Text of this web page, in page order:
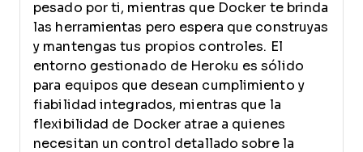
pesado por ti, mientras que Docker te brinda
las herramientas pero espera que construyas
y mantengas tus propios controles. El
entorno gestionado de Heroku es sólido
para equipos que desean cumplimiento y
fiabilidad integrados, mientras que la
flexibilidad de Docker atrae a quienes
necesitan un control detallado sobre la